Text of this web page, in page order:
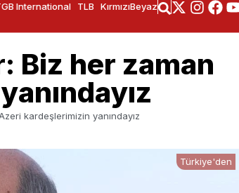
International TLB KırmızıBeyaz
Biz her zaman
kardeşlerimizin yanındayız
Türkiye'den